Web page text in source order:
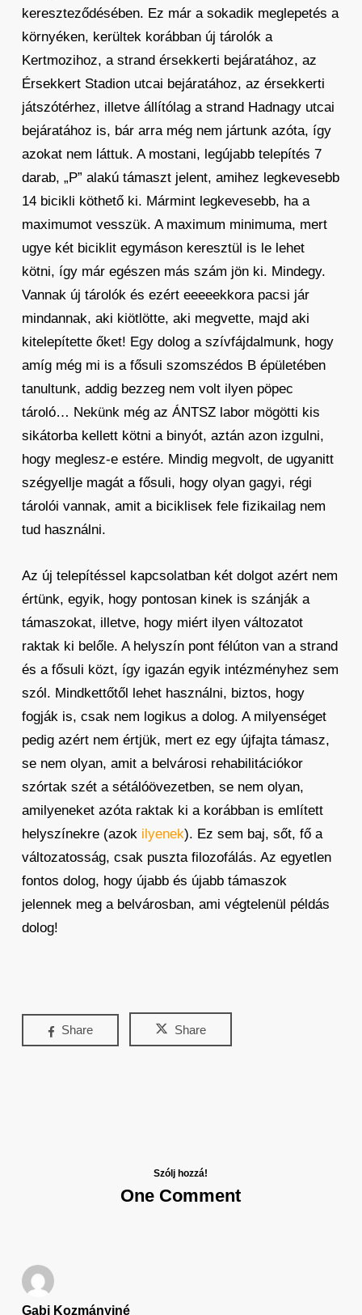
kereszteződésében. Ez már a sokadik meglepetés a
környéken, kerültek korábban új tárolók a
Kertmozihoz, a strand érsekkerti bejáratához, az
Érsekkert Stadion utcai bejáratához, az érsekkerti
játszótérhez, illetve állítólag a strand Hadnagy utcai
bejáratához is, bár arra még nem jártunk azóta, így
azokat nem láttuk. A mostani, legújabb telepítés 7
darab, „P” alakú támaszt jelent, amihez legkevesebb
14 bicikli köthető ki. Mármint legkevesebb, ha a
maximumot vesszük. A maximum minimuma, mert
ugye két biciklit egymáson keresztül is le lehet
kötni, így már egészen más szám jön ki. Mindegy.
Vannak új tárolók és ezért eeeeekkora pacsi jár
mindannak, aki kiötlötte, aki megvette, majd aki
kitelepítette őket! Egy dolog a szívfájdalmunk, hogy
amíg még mi is a fősuli szomszédos B épületében
tanultunk, addig bezzeg nem volt ilyen pöpec
tároló… Nekünk még az ÁNTSZ labor mögötti kis
sikátorba kellett kötni a binyót, aztán azon izgulni,
hogy meglesz-e estére. Mindig megvolt, de ugyanitt
szégyellje magát a fősuli, hogy olyan gagyi, régi
tárolói vannak, amit a biciklisek fele fizikailag nem
tud használni.
Az új telepítéssel kapcsolatban két dolgot azért nem
értünk, egyik, hogy pontosan kinek is szánják a
támaszokat, illetve, hogy miért ilyen változatot
raktak ki belőle. A helyszín pont félúton van a strand
és a fősuli közt, így igazán egyik intézményhez sem
szól. Mindkettőtől lehet használni, biztos, hogy
fogják is, csak nem logikus a dolog. A milyenséget
pedig azért nem értjük, mert ez egy újfajta támasz,
se nem olyan, amit a belvárosi rehabilitációkor
szórtak szét a sétálóövezetben, se nem olyan,
amilyeneket azóta raktak ki a korábban is említett
helyszínekre (azok ilyenek). Ez sem baj, sőt, fő a
változatosság, csak puszta filozofálás. Az egyetlen
fontos dolog, hogy újabb és újabb támaszok
jelennek meg a belvárosban, ami végtelenül példás
dolog!
Share Share
Szólj hozzá!
One Comment
Gabi Kozmányiné